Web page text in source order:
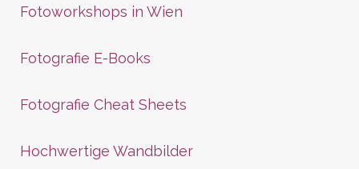
Fotoworkshops in Wien
Fotografie E-Books
Fotografie Cheat Sheets
Hochwertige Wandbilder